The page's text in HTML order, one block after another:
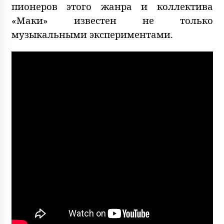
пионеров этого жанра и коллектива
«Маки» известен не только
музыкальными экспериментами.